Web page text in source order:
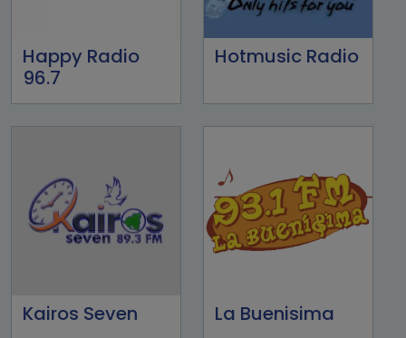
Happy Radio
96.7
Hotmusic Radio
Kairos Seven La Buenisima